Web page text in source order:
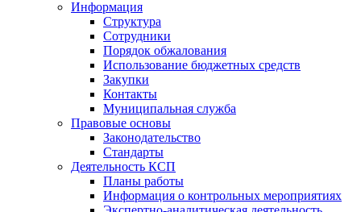
Информация
Структура
Сотрудники
Порядок обжалования
Использование бюджетных средств
Закупки
Контакты
Муниципальная служба
Правовые основы
Законодательство
Стандарты
Деятельность КСП
Планы работы
Информация о контрольных мероприятиях